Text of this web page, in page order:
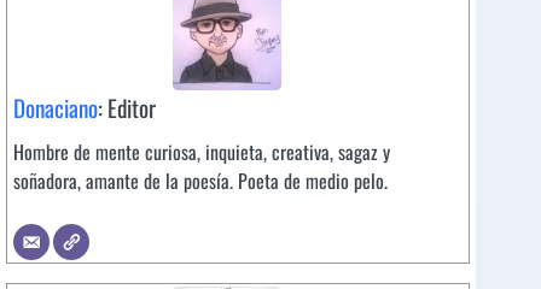
Donaciano: Editor
Hombre de mente curiosa, inquieta, creativa, sagaz y
soñadora, amante de la poesía. Poeta de medio pelo.